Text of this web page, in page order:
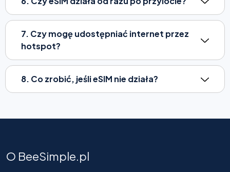
7. Czy mogę udostępniać internet przez
hotspot?
8. Co zrobić, jeśli eSIM nie działa?
O BeeSimple.pl